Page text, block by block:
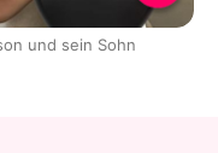
und sein Sohn